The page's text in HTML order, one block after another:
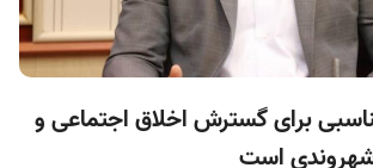
برای گسترش اخلاق اجتماعی و
است